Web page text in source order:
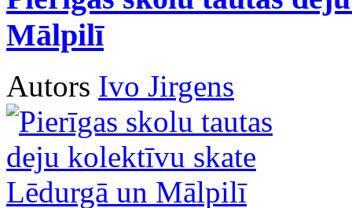
Mālpilī
Autors Ivo Jirgens